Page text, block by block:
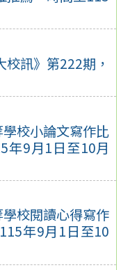
訊》第222期，
校小論文寫作比
年9月1日至10月
校閱讀心得寫作
年9月1日至10